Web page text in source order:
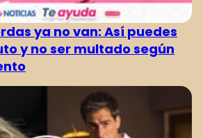
ya no van: Así puedes
y no ser multado según